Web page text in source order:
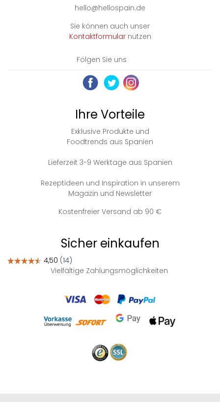
hello@hellospain.de
Sie können auch unser
Kontaktformularnutzen
Folgen Sie uns
Ihre Vorteile
Exklusive Produkte und
Foodtrends aus Spanien
Lieferzeit 3-9 Werktage aus Spanien
Rezeptideen und Inspiration in unserem
Magazin und Newsletter
Kostenfreier Versand ab 90 €
Sicher einkaufen
Vielfältige Zahlungsmöglichkeiten